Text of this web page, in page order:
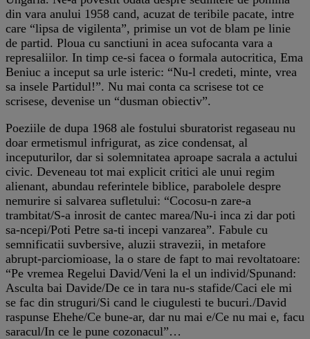
din vara anului 1958 cand, acuzat de teribile pacate, intre
care “lipsa de vigilenta”, primise un vot de blam pe linie
de partid. Ploua cu sanctiuni in acea sufocanta vara a
represaliilor. In timp ce-si facea o formala autocritica, Ema
Beniuc a inceput sa urle isteric: “Nu-l credeti, minte, vrea
sa insele Partidul!”. Nu mai conta ca scrisese tot ce
scrisese, devenise un “dusman obiectiv”.
Poeziile de dupa 1968 ale fostului sburatorist regaseau nu
doar ermetismul infrigurat, as zice condensat, al
inceputurilor, dar si solemnitatea aproape sacrala a actului
civic. Deveneau tot mai explicit critici ale unui regim
alienant, abundau referintele biblice, parabolele despre
nemurire si salvarea sufletului: “Cocosu-n zare-a
trambitat/S-a inrosit de cantec marea/Nu-i inca zi dar poti
sa-ncepi/Poti Petre sa-ti incepi vanzarea”. Fabule cu
semnificatii suvbersive, aluzii stravezii, in metafore
abrupt-parciomioase, la o stare de fapt to mai revoltatoare:
“Pe vremea Regelui David/Veni la el un individ/Spunand:
Asculta bai Davide/De ce in tara nu-s stafide/Caci ele mi
se fac din struguri/Si cand le ciugulesti te bucuri./David
raspunse Ehehe/Ce bune-ar, dar nu mai e/Ce nu mai e, facu
saracul/In ce le pune cozonacul”…